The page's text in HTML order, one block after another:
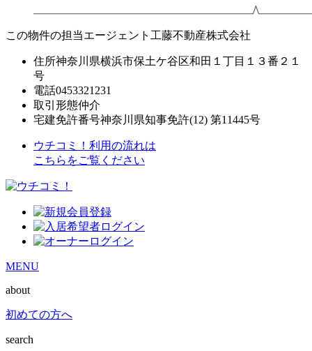
この物件の担当エージェント 工藤不動産株式会社
住所神奈川県横浜市保土ケ谷区和田１丁目１３番２１
号
電話0453321231
取引形態仲介
宅建免許番号神奈川県知事免許(12) 第11445号
ウチコミ！利用の流れは
こちらをご覧ください
MENU
about
初めての方へ
search